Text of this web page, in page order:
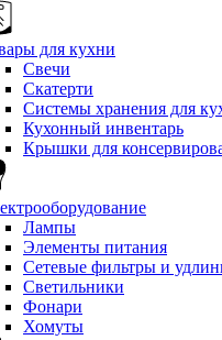
для кухни
Свечи
Скатерти
Системы хранения для
Кухонный инвентарь
Крышки для
Лампы
Элементы питания
Сетевые фильтры и
Светильники
Фонари
Хомуты